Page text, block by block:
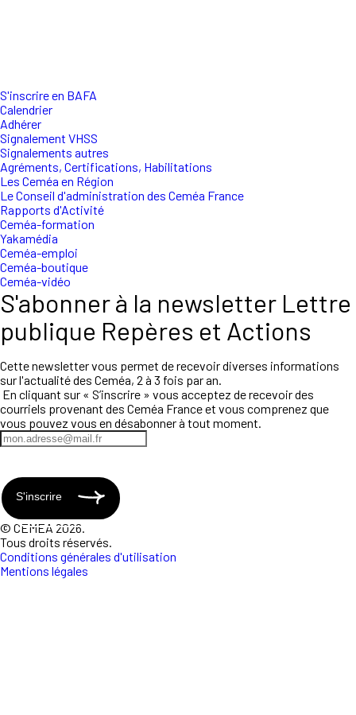
S'inscrire en BAFA
Calendrier
Adhérer
Signalement VHSS
Signalements autres
Agréments, Certifications, Habilitations
Les Ceméa en Région
Le Conseil d'administration des Ceméa France
Rapports d'Activité
Ceméa-formation
Yakamédia
Ceméa-emploi
Ceméa-boutique
Ceméa-vidéo
S'abonner à la newsletter Lettre
publique Repères et Actions
Cette newsletter vous permet de recevoir diverses informations
sur l'actualité des Ceméa, 2 à 3 fois par an.
En cliquant sur « S’inscrire » vous acceptez de recevoir des
courriels provenant des Ceméa France et vous comprenez que
vous pouvez vous en désabonner à tout moment.
S'inscrire
© CEMEA 2026.
Tous droits réservés.
Conditions générales d'utilisation
Mentions légales